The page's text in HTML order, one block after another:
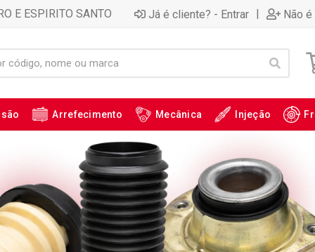
E ESPIRITO SANTO Já é cliente? - Entrar | Não
Arrefecimento Mecânica Injeção